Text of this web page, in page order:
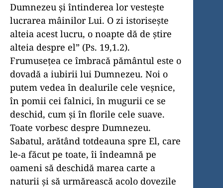
Dumnezeu și întinderea lor vestește
lucrarea mâinilor Lui. O zi istorisește
alteia acest lucru, o noapte dă de știre
alteia despre el” (Ps. 19,1.2).
Frumusețea ce îmbracă pământul este o
dovadă a iubirii lui Dumnezeu. Noi o
putem vedea în dealurile cele veșnice,
în pomii cei falnici, în mugurii ce se
deschid, cum și în florile cele suave.
Toate vorbesc despre Dumnezeu.
Sabatul, arătând totdeauna spre El, care
le-a făcut pe toate, îi îndeamnă pe
oameni să deschidă marea carte a
naturii și să urmărească acolo dovezile